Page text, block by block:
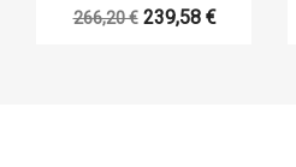
266,20 € 239,58 €